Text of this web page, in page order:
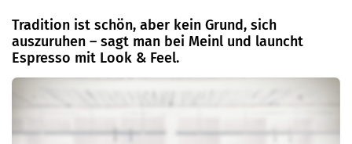
Tradition ist schön, aber kein Grund, sich
auszuruhen – sagt man bei Meinl und launcht
Espresso mit Look & Feel.